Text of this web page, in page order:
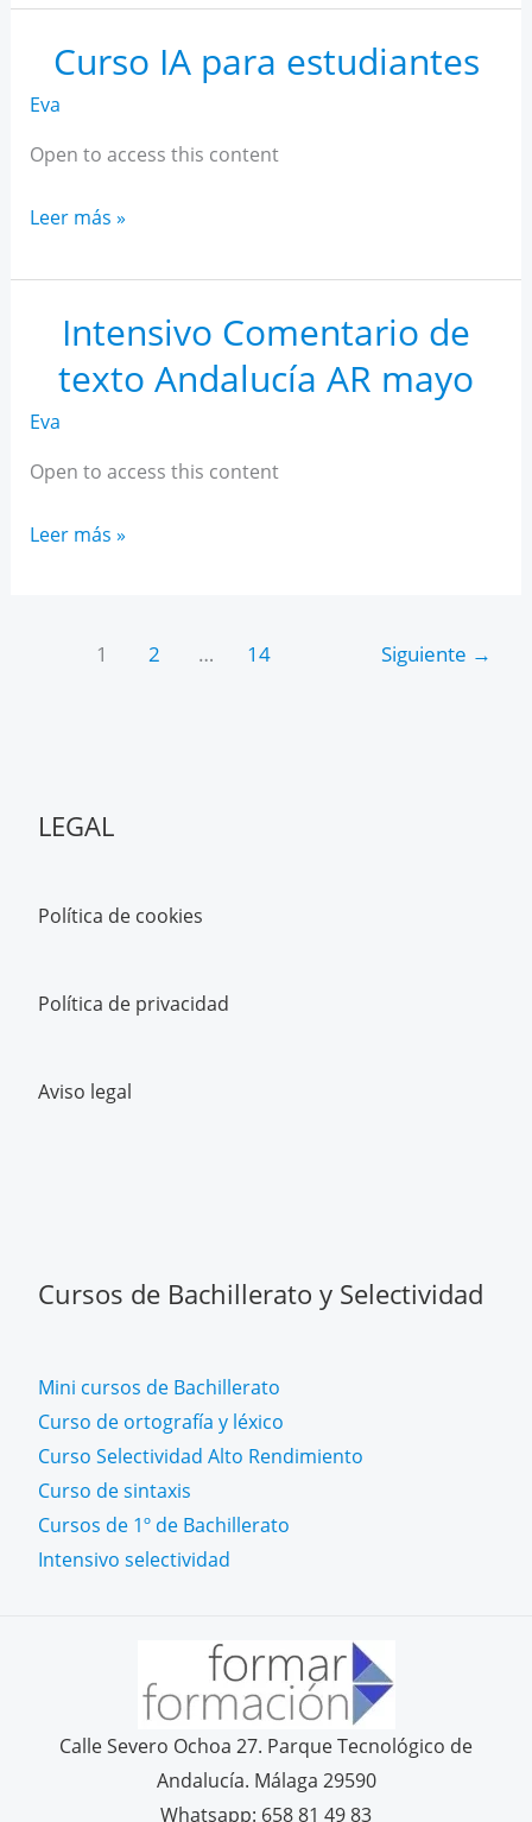
Rendimiento
Andalucía
octubre
Curso IA para estudiantes
Eva
Open to access this content
Curso
para
estudiantes
Leer más »
Intensivo Comentario de
texto Andalucía AR mayo
Eva
Open to access this content
Intensivo
Andalucía
Leer más »
1 2 … 14 Siguiente →
LEGAL
Política de cookies
Política de privacidad
Aviso legal
Cursos de Bachillerato y Selectividad
Mini cursos de Bachillerato
Curso de ortografía y léxico
Curso Selectividad Alto Rendimiento
Curso de sintaxis
Cursos de 1º de Bachillerato
Intensivo selectividad
Calle Severo Ochoa 27. Parque Tecnológico de
Andalucía. Málaga 29590
Whatsapp: 658 81 49 83